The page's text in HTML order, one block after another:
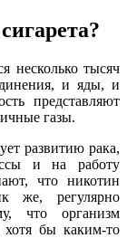
несколько тысяч
и яды, и
представляют
газы.
развитию рака,
и на работу
что никотин
же, регулярно
что организм
хотя бы каким-то